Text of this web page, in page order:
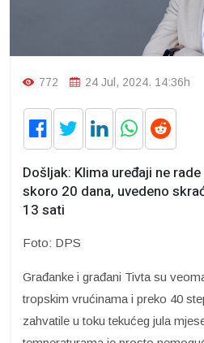
772 24 Jul, 2024. 14:36h
Došljak: Klima uređaji ne
skoro 20 dana, uvedeno
13 sati
Foto: DPS
Građanke i građani Tivta su
tropskim vrućinama i preko 40
zahvatile u toku tekućeg jula